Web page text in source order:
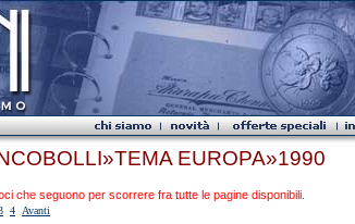
EUROPA»1990
che seguono per scorrere fra tutte le pagine disponibili.
4 Avanti